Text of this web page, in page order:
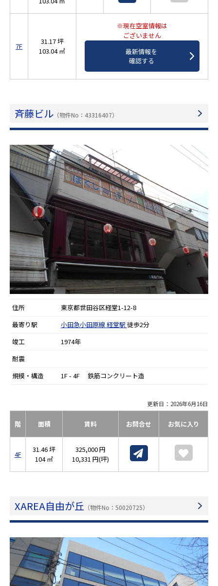
7F
31.17 坪
103.04 ㎡
※現在空室情報は
ございません
最新情報を
確認する
斉藤ビル （物件No：43316407）
住所
東京都世田谷区経堂1-12-8
最寄り駅
小田急小田原線 経堂駅 徒歩2分
竣工
1974年
耐震
規模・構造
1F - 4F 鉄筋コンクリート造
更新日：2026年6月16日
階 面積 賃料 お問合せ お気に入り
4F
31.46 坪
104 ㎡
325,000 円
10,331 円(坪)
XAREA自由が丘 （物件No：50020725）